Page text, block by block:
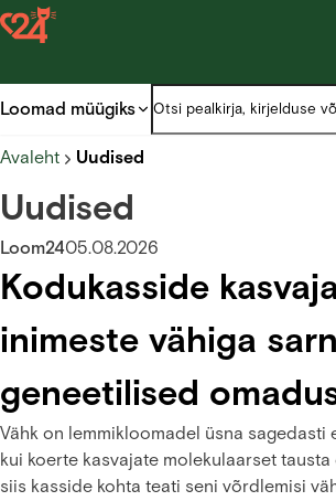
Loomad müügiks
Avaleht Uudised
Uudised
Loom2405.08.2026
Kodukasside
inimeste vähiga
geneetilised
Vähk on lemmikloomadel üsna sagedasti
kui koerte kasvajate molekulaarset
siis kasside kohta teati seni võrdlemisi